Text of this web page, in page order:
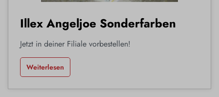
Illex Angeljoe Sonderfarben
Jetzt in deiner Filiale vorbestellen!
Weiterlesen